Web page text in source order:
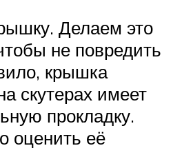
Делаем это
не повредить
крышка
скутерах имеет
прокладку.
оценить её